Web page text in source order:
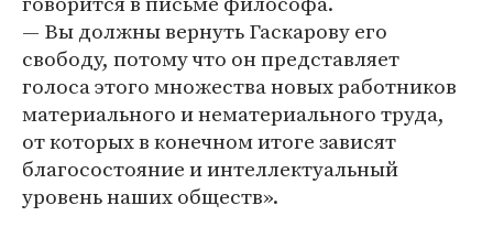
— Вы должны вернуть Гаскарову его
свободу, потому что он представляет
голоса этого множества новых работников
материального и нематериального труда,
от которых в конечном итоге зависят
благосостояние и интеллектуальный
уровень наших обществ».